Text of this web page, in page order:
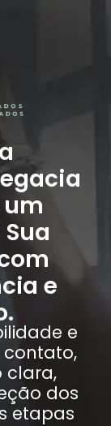
e
e
contato,
clara,
dos
etapas